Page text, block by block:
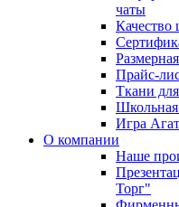
чаты
Прайс-
Ткани
Школьная
Игра
О компании
Наше
Торг"